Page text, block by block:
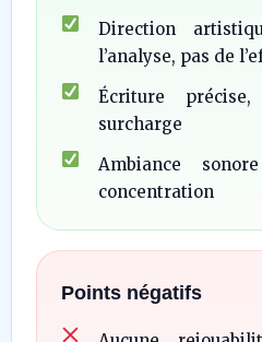
Direction
l’analyse, pas de
Écriture
surcharge
Ambiance
concentration
Points négatifs